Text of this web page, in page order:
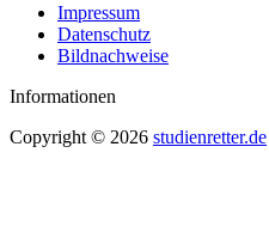
Impressum
Datenschutz
Bildnachweise
Informationen
Copyright © 2026 studienretter.de